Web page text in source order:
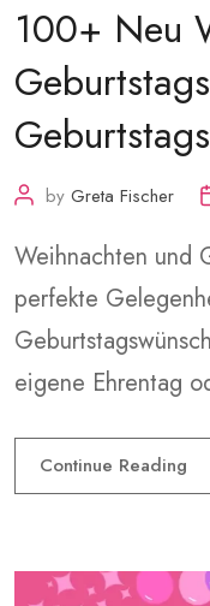
100+ Neu
by Greta Fischer
Weihnachten und
perfekte
eigene Ehrentag
Continue Reading